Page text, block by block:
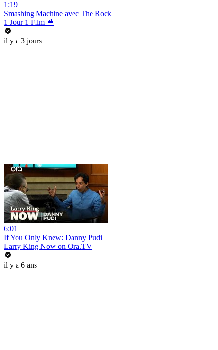
1:19
Smashing Machine avec The Rock
1 Jour 1 Film 🍿
il y a 3 jours
6:01
If You Only Knew: Danny Pudi
Larry King Now on Ora.TV
il y a 6 ans